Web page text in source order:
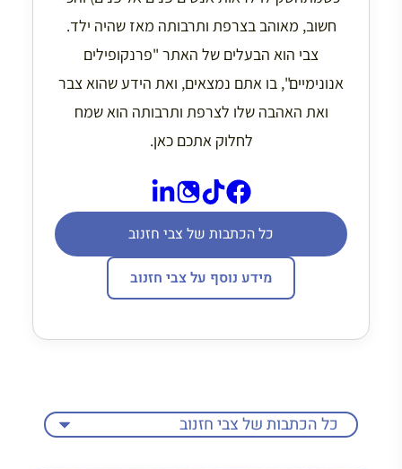
חשוב, מאוהב בצרפת ותרבותה מאז שהיה ילד.
צבי הוא הבעלים של האתר "פרנקופילים
אנונימיים", בו אתם נמצאים, ואת הידע שהוא צבר
ואת האהבה שלו לצרפת ותרבותה הוא שמח
לחלוק אתכם כאן.
כל הכתבות של צבי חזנוב
מידע נוסף על צבי חזנוב